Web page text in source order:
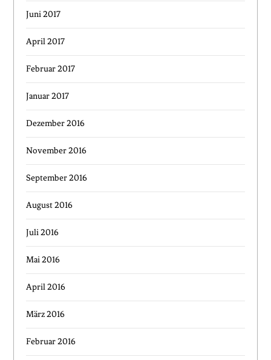
Juni 2017
April 2017
Februar 2017
Januar 2017
Dezember 2016
November 2016
September 2016
August 2016
Juli 2016
Mai 2016
April 2016
März 2016
Februar 2016